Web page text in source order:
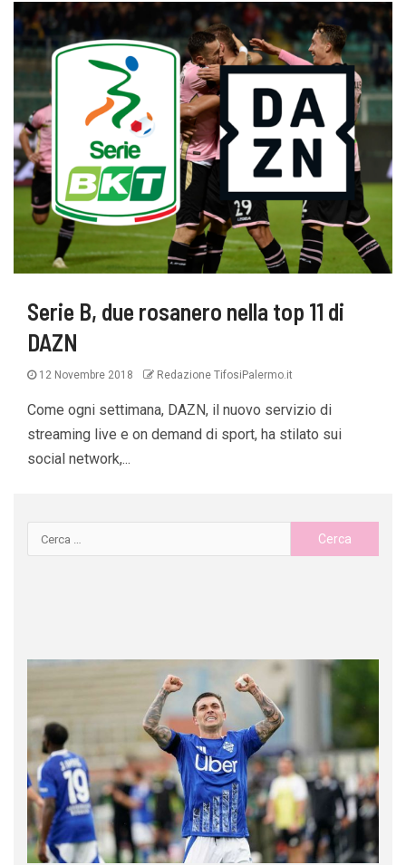
Serie B, due rosanero nella top 11 di
DAZN
12 Novembre 2018 Redazione TifosiPalermo.it
Come ogni settimana, DAZN, il nuovo servizio di
streaming live e on demand di sport, ha stilato sui
social network,...